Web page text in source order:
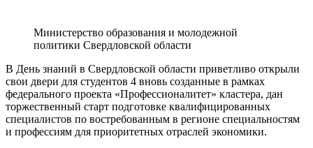
Министерство образования и молодежной
политики Свердловской области
В День знаний в Свердловской области приветливо открыли
свои двери для студентов 4 вновь созданные в рамках
федерального проекта «Профессионалитет» кластера, дан
торжественный старт подготовке квалифицированных
специалистов по востребованным в регионе специальностям
и профессиям для приоритетных отраслей экономики.